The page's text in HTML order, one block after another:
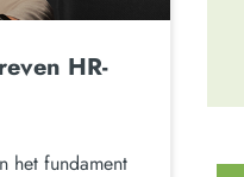
HR-
het fundament